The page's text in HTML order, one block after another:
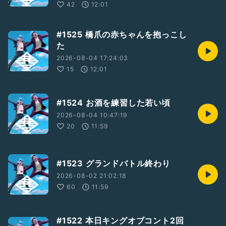
42
12:01
#1525 橋爪の赤ちゃんを抱っこし
た
2026-08-04 17:24:03
15
12:01
#1524 お酒を練習した若い頃
2026-08-04 10:47:19
20
11:59
#1523 グランドバトル終わり
2026-08-02 21:02:18
60
11:59
#1522 本日キングオブコント2回